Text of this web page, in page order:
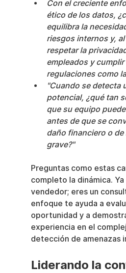
Con el creciente
ético de los datos,
equilibra la
riesgos internos y,
respetar la
empleados y
regulaciones como la
"Cuando se detecta
potencial, ¿qué tan
que su equipo
antes de que se
daño financiero o
grave?"
Preguntas como estas
completo la dinámica. Ya
vendedor; eres un
enfoque te ayuda a
oportunidad y a
experiencia en el
detección de amenazas
Liderando la